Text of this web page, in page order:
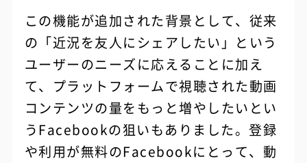
この機能が追加された背景として、従来
の「近況を友人にシェアしたい」という
ユーザーのニーズに応えることに加え
て、プラットフォームで視聴された動画
コンテンツの量をもっと増やしたいとい
うFacebookの狙いもありました。登録
や利用が無料のFacebookにとって、動